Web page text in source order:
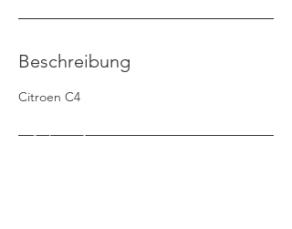
Beschreibung
Citroen C4